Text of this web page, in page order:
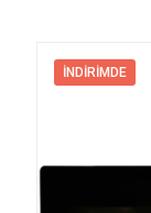
İNDIRIMDE